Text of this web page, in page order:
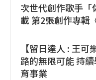
次世代創作歌手
載 第2張創作專輯
【留日達人 : 王
路的無限可能 持
育事業